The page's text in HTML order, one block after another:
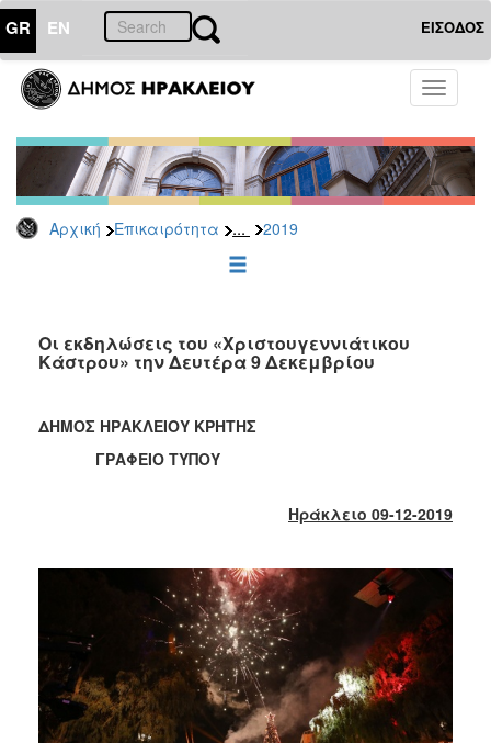
GR EN ΕΙΣΟΔΟΣ
Toggle
Αρχική Επικαιρότητα ... 2019
ΕΠΙΚΑΙΡΟΤΗΤΑ
Τύπου
Αρχείο
2026
2025
2022
2021
2019
2018
2015
2012
2011
2010
2006
Οι εκδηλώσεις του «Χριστουγεννιάτικου
Κάστρου» την Δευτέρα 9 Δεκεμβρίου
ΔΗΜΟΣ ΗΡΑΚΛΕΙΟΥ ΚΡΗΤΗΣ
ΓΡΑΦΕΙΟ ΤΥΠΟΥ
Ηράκλειο 09-12-2019